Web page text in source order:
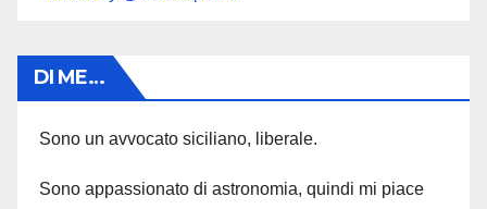
DI ME…
Sono un avvocato siciliano, liberale.
Sono appassionato di astronomia, quindi mi piace